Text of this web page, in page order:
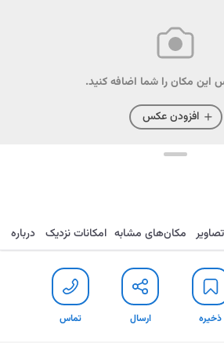
این مکان را شما اضافه کنید.
افزودن عکس
ذخیره ارسال تماس تصاویر مکان‌های مشابه امکانات نزدیک درباره
ذخیره ارسال تماس